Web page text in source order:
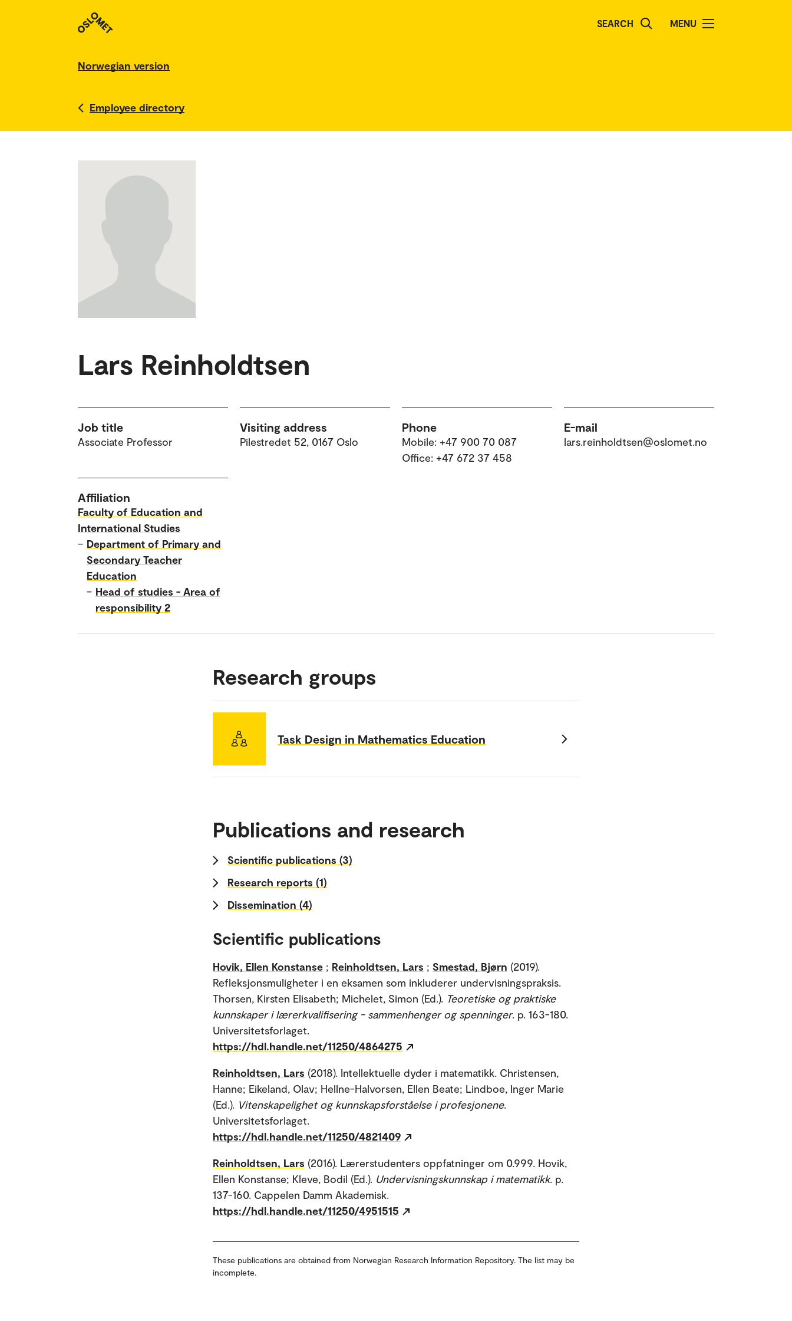
SEARCH MENU
Norwegian version
Employee directory
Lars Reinholdtsen
Job title
Associate Professor
Visiting address
Pilestredet 52, 0167 Oslo
Phone
Mobile: +47 900 70 087
Office: +47 672 37 458
E-mail
lars.reinholdtsen@oslomet.no
Affiliation
Faculty of Education and
International Studies
– Department of Primary and
Secondary Teacher
Education
– Head of studies - Area of
responsibility 2
Research groups
Task Design in Mathematics Education
Publications and research
Scientific publications (3)
Research reports (1)
Dissemination (4)
Scientific publications
Hovik, Ellen Konstanse ; Reinholdtsen, Lars ; Smestad, Bjørn (2019).
Refleksjonsmuligheter i en eksamen som inkluderer undervisningspraksis.
Thorsen, Kirsten Elisabeth; Michelet, Simon (Ed.). Teoretiske og praktiske
kunnskaper i lærerkvalifisering - sammenhenger og spenninger. p. 163-180.
Universitetsforlaget.
https://hdl.handle.net/11250/4864275
Reinholdtsen, Lars (2018). Intellektuelle dyder i matematikk. Christensen,
Hanne; Eikeland, Olav; Hellne-Halvorsen, Ellen Beate; Lindboe, Inger Marie
(Ed.). Vitenskapelighet og kunnskapsforståelse i profesjonene.
Universitetsforlaget.
https://hdl.handle.net/11250/4821409
Reinholdtsen, Lars (2016). Lærerstudenters oppfatninger om 0.999. Hovik,
Ellen Konstanse; Kleve, Bodil (Ed.). Undervisningskunnskap i matematikk. p.
137-160. Cappelen Damm Akademisk.
https://hdl.handle.net/11250/4951515
These publications are obtained from Norwegian Research Information Repository. The list may be
incomplete.